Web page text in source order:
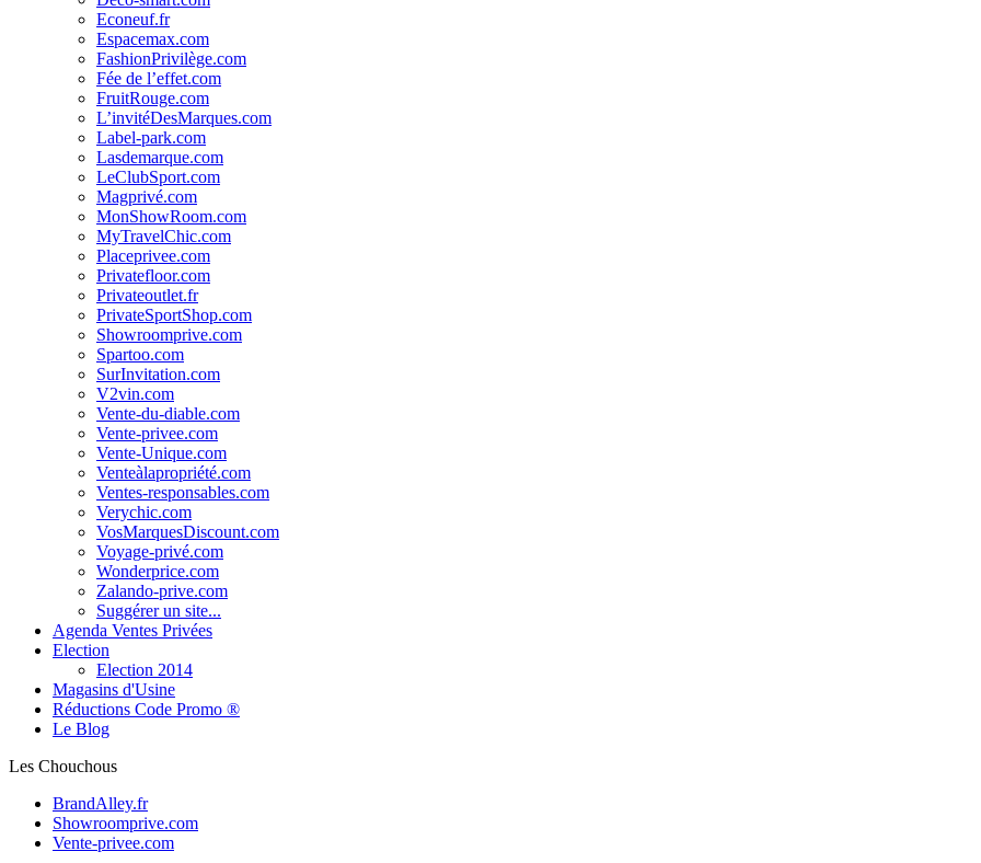
Econeuf.fr
Espacemax.com
FashionPrivilège.com
Fée de l’effet.com
FruitRouge.com
L’invitéDesMarques.com
Label-park.com
Lasdemarque.com
LeClubSport.com
Magprivé.com
MonShowRoom.com
MyTravelChic.com
Placeprivee.com
Privatefloor.com
Privateoutlet.fr
PrivateSportShop.com
Showroomprive.com
Spartoo.com
SurInvitation.com
V2vin.com
Vente-du-diable.com
Vente-privee.com
Vente-Unique.com
Venteàlapropriété.com
Ventes-responsables.com
Verychic.com
VosMarquesDiscount.com
Voyage-privé.com
Wonderprice.com
Zalando-prive.com
Suggérer un site...
Agenda Ventes Privées
Election
Election 2014
Magasins d'Usine
Réductions Code Promo ®
Le Blog
Les Chouchous
BrandAlley.fr
Showroomprive.com
Vente-privee.com